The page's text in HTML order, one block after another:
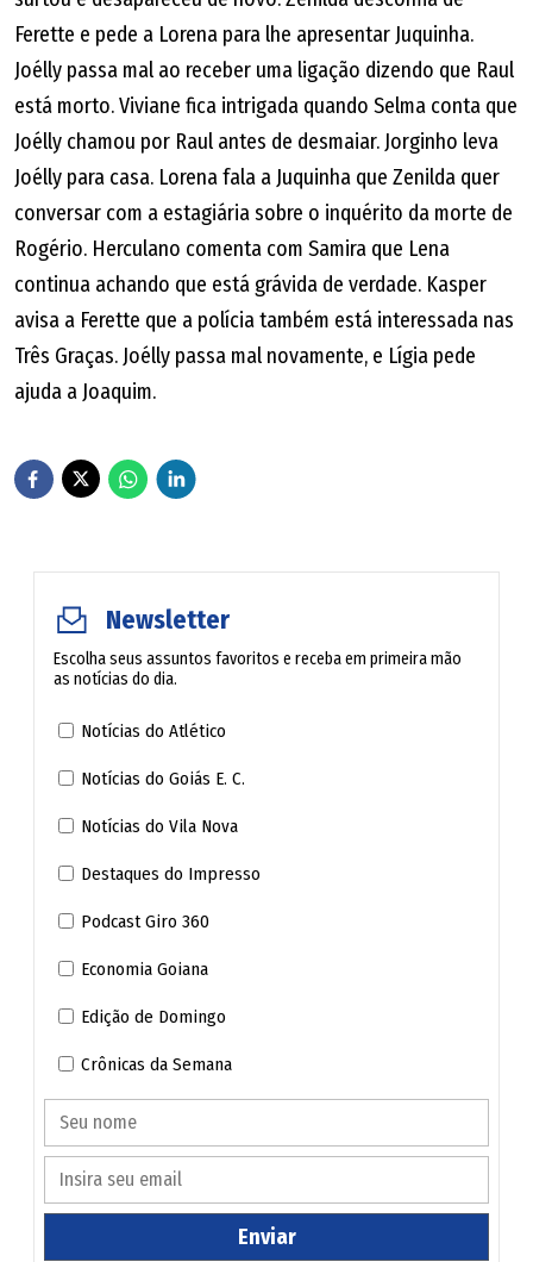
Ferette e pede a Lorena para lhe apresentar Juquinha.
Joélly passa mal ao receber uma ligação dizendo que Raul
está morto. Viviane fica intrigada quando Selma conta que
Joélly chamou por Raul antes de desmaiar. Jorginho leva
Joélly para casa. Lorena fala a Juquinha que Zenilda quer
conversar com a estagiária sobre o inquérito da morte de
Rogério. Herculano comenta com Samira que Lena
continua achando que está grávida de verdade. Kasper
avisa a Ferette que a polícia também está interessada nas
Três Graças. Joélly passa mal novamente, e Lígia pede
ajuda a Joaquim.
Newsletter
Escolha seus assuntos favoritos e receba em primeira mão
as notícias do dia.
Notícias do Atlético
Notícias do Goiás E. C.
Notícias do Vila Nova
Destaques do Impresso
Podcast Giro 360
Economia Goiana
Edição de Domingo
Crônicas da Semana
Enviar